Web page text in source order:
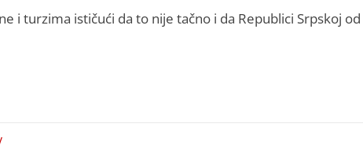
i turzima ističući da to nije tačno i da Republici Srpskoj od